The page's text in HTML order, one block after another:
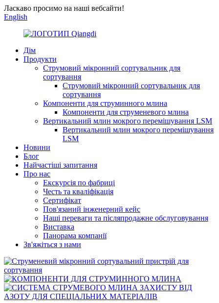
Ласкаво просимо на наші вебсайти!
English
Дім
Продукти
Струмовий мікронний сортувальник для
сортування
Струмовий мікронний сортувальник для
сортування
Компоненти для струминного млина
Компоненти для струменевого млина
Вертикальний млин мокрого перемішування LSM
Вертикальний млин мокрого перемішування
LSM
Новини
Блог
Найчастіші запитання
Про нас
Екскурсія по фабриці
Честь та кваліфікація
Сертифікат
Пов'язаний інженерний кейс
Наші переваги та післяпродажне обслуговування
Виставка
Панорама компанії
Зв'яжіться з нами